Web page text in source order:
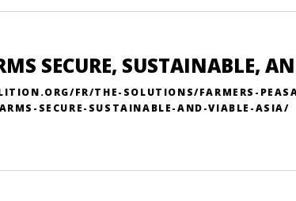
SECURE, SUSTAINABLE,
FR/THE-SOLUTIONS/FARMERS-
SECURE-SUSTAINABLE-AND-VIABLE-ASIA/